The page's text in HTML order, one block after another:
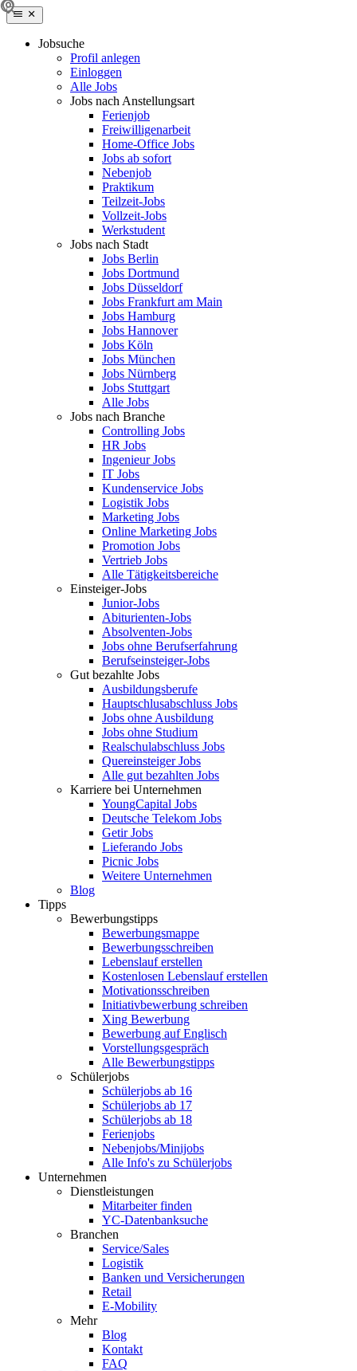
Jobsuche
Profil anlegen
Einloggen
Alle Jobs
Jobs nach Anstellungsart
Ferienjob
Freiwilligenarbeit
Home-Office Jobs
Jobs ab sofort
Nebenjob
Praktikum
Teilzeit-Jobs
Vollzeit-Jobs
Werkstudent
Jobs nach Stadt
Jobs Berlin
Jobs Dortmund
Jobs Düsseldorf
Jobs Frankfurt am Main
Jobs Hamburg
Jobs Hannover
Jobs Köln
Jobs München
Jobs Nürnberg
Jobs Stuttgart
Alle Jobs
Jobs nach Branche
Controlling Jobs
HR Jobs
Ingenieur Jobs
IT Jobs
Kundenservice Jobs
Logistik Jobs
Marketing Jobs
Online Marketing Jobs
Promotion Jobs
Vertrieb Jobs
Alle Tätigkeitsbereiche
Einsteiger-Jobs
Junior-Jobs
Abiturienten-Jobs
Absolventen-Jobs
Jobs ohne Berufserfahrung
Berufseinsteiger-Jobs
Gut bezahlte Jobs
Ausbildungsberufe
Hauptschlusabschluss Jobs
Jobs ohne Ausbildung
Jobs ohne Studium
Realschulabschluss Jobs
Quereinsteiger Jobs
Alle gut bezahlten Jobs
Karriere bei Unternehmen
YoungCapital Jobs
Deutsche Telekom Jobs
Getir Jobs
Lieferando Jobs
Picnic Jobs
Weitere Unternehmen
Blog
Tipps
Bewerbungstipps
Bewerbungsmappe
Bewerbungsschreiben
Lebenslauf erstellen
Kostenlosen Lebenslauf erstellen
Motivationsschreiben
Initiativbewerbung schreiben
Xing Bewerbung
Bewerbung auf Englisch
Vorstellungsgespräch
Alle Bewerbungstipps
Schülerjobs
Schülerjobs ab 16
Schülerjobs ab 17
Schülerjobs ab 18
Ferienjobs
Nebenjobs/Minijobs
Alle Info's zu Schülerjobs
Unternehmen
Dienstleistungen
Mitarbeiter finden
YC-Datenbanksuche
Branchen
Service/Sales
Logistik
Banken und Versicherungen
Retail
E-Mobility
Mehr
Blog
Kontakt
FAQ